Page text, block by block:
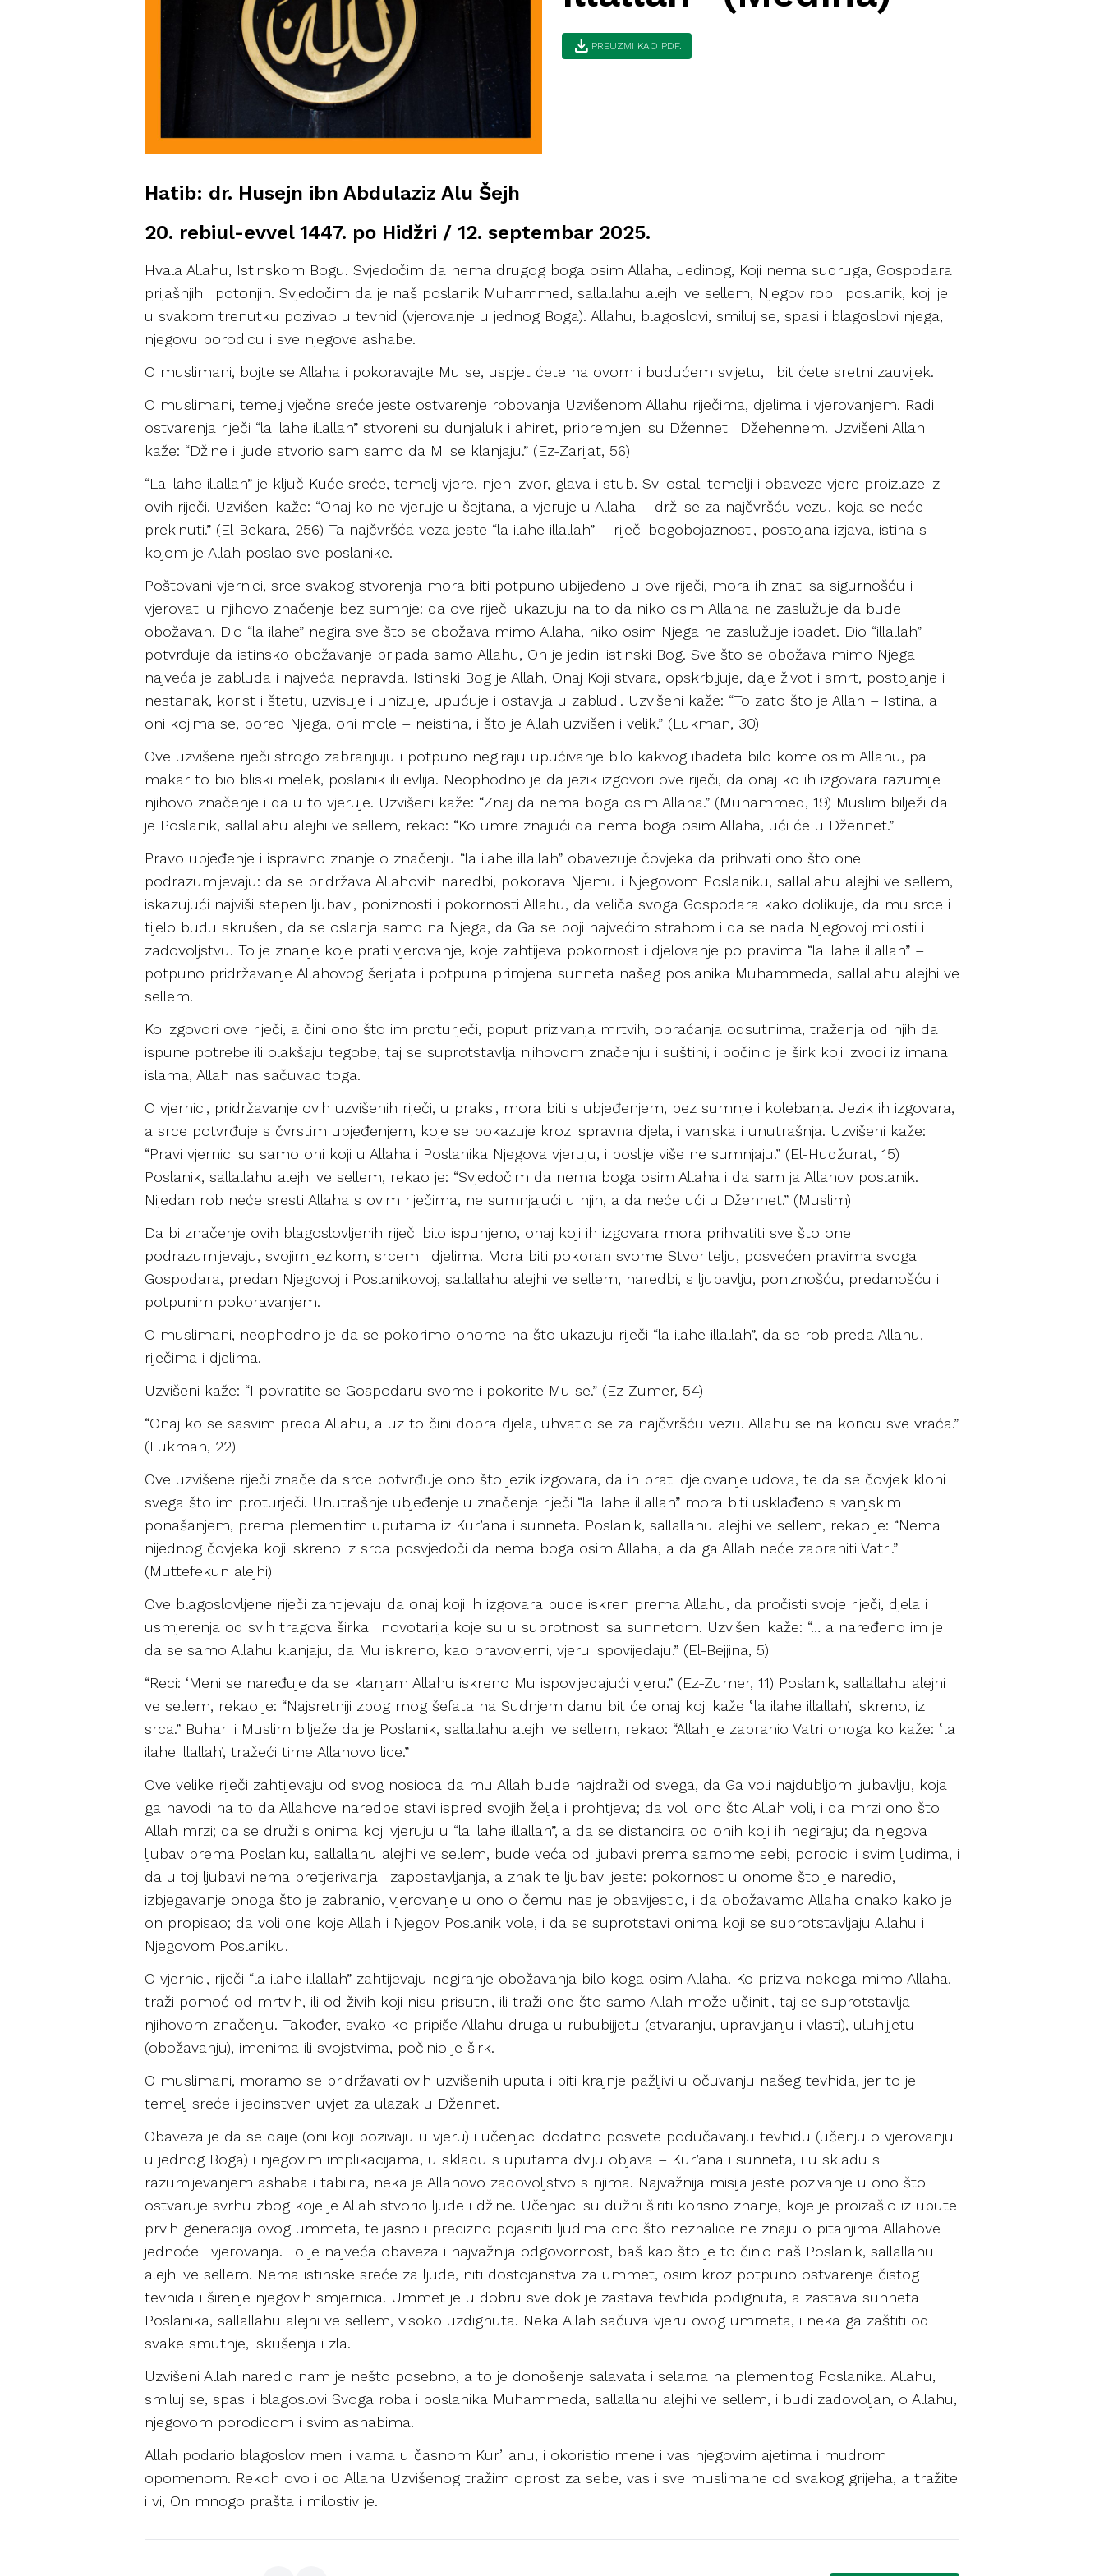
download PREUZMI KAO PDF.
Hatib: dr. Husejn ibn Abdulaziz Alu Šejh
20. rebiul-evvel 1447. po Hidžri / 12. septembar 2025.
Hvala Allahu, Istinskom Bogu. Svjedočim da nema drugog boga osim Allaha, Jedinog, Koji nema sudruga, Gospodara
prijašnjih i potonjih. Svjedočim da je naš poslanik Muhammed, sallallahu alejhi ve sellem, Njegov rob i poslanik, koji je
u svakom trenutku pozivao u tevhid (vjerovanje u jednog Boga). Allahu, blagoslovi, smiluj se, spasi i blagoslovi njega,
njegovu porodicu i sve njegove ashabe.
O muslimani, bojte se Allaha i pokoravajte Mu se, uspjet ćete na ovom i budućem svijetu, i bit ćete sretni zauvijek.
O muslimani, temelj vječne sreće jeste ostvarenje robovanja Uzvišenom Allahu riječima, djelima i vjerovanjem. Radi
ostvarenja riječi “la ilahe illallah” stvoreni su dunjaluk i ahiret, pripremljeni su Džennet i Džehennem. Uzvišeni Allah
kaže: “Džine i ljude stvorio sam samo da Mi se klanjaju.” (Ez-Zarijat, 56)
“La ilahe illallah” je ključ Kuće sreće, temelj vjere, njen izvor, glava i stub. Svi ostali temelji i obaveze vjere proizlaze iz
ovih riječi. Uzvišeni kaže: “Onaj ko ne vjeruje u šejtana, a vjeruje u Allaha – drži se za najčvršću vezu, koja se neće
prekinuti.” (El-Bekara, 256) Ta najčvršća veza jeste “la ilahe illallah” – riječi bogobojaznosti, postojana izjava, istina s
kojom je Allah poslao sve poslanike.
Poštovani vjernici, srce svakog stvorenja mora biti potpuno ubijeđeno u ove riječi, mora ih znati sa sigurnošću i
vjerovati u njihovo značenje bez sumnje: da ove riječi ukazuju na to da niko osim Allaha ne zaslužuje da bude
obožavan. Dio “la ilahe” negira sve što se obožava mimo Allaha, niko osim Njega ne zaslužuje ibadet. Dio “illallah”
potvrđuje da istinsko obožavanje pripada samo Allahu, On je jedini istinski Bog. Sve što se obožava mimo Njega
najveća je zabluda i najveća nepravda. Istinski Bog je Allah, Onaj Koji stvara, opskrbljuje, daje život i smrt, postojanje i
nestanak, korist i štetu, uzvisuje i unizuje, upućuje i ostavlja u zabludi. Uzvišeni kaže: “To zato što je Allah – Istina, a
oni kojima se, pored Njega, oni mole – neistina, i što je Allah uzvišen i velik.” (Lukman, 30)
Ove uzvišene riječi strogo zabranjuju i potpuno negiraju upućivanje bilo kakvog ibadeta bilo kome osim Allahu, pa
makar to bio bliski melek, poslanik ili evlija. Neophodno je da jezik izgovori ove riječi, da onaj ko ih izgovara razumije
njihovo značenje i da u to vjeruje. Uzvišeni kaže: “Znaj da nema boga osim Allaha.” (Muhammed, 19) Muslim bilježi da
je Poslanik, sallallahu alejhi ve sellem, rekao: “Ko umre znajući da nema boga osim Allaha, ući će u Džennet.”
Pravo ubjeđenje i ispravno znanje o značenju “la ilahe illallah” obavezuje čovjeka da prihvati ono što one
podrazumijevaju: da se pridržava Allahovih naredbi, pokorava Njemu i Njegovom Poslaniku, sallallahu alejhi ve sellem,
iskazujući najviši stepen ljubavi, poniznosti i pokornosti Allahu, da veliča svoga Gospodara kako dolikuje, da mu srce i
tijelo budu skrušeni, da se oslanja samo na Njega, da Ga se boji najvećim strahom i da se nada Njegovoj milosti i
zadovoljstvu. To je znanje koje prati vjerovanje, koje zahtijeva pokornost i djelovanje po pravima “la ilahe illallah” –
potpuno pridržavanje Allahovog šerijata i potpuna primjena sunneta našeg poslanika Muhammeda, sallallahu alejhi ve
sellem.
Ko izgovori ove riječi, a čini ono što im proturječi, poput prizivanja mrtvih, obraćanja odsutnima, traženja od njih da
ispune potrebe ili olakšaju tegobe, taj se suprotstavlja njihovom značenju i suštini, i počinio je širk koji izvodi iz imana i
islama, Allah nas sačuvao toga.
O vjernici, pridržavanje ovih uzvišenih riječi, u praksi, mora biti s ubjeđenjem, bez sumnje i kolebanja. Jezik ih izgovara,
a srce potvrđuje s čvrstim ubjeđenjem, koje se pokazuje kroz ispravna djela, i vanjska i unutrašnja. Uzvišeni kaže:
“Pravi vjernici su samo oni koji u Allaha i Poslanika Njegova vjeruju, i poslije više ne sumnjaju.” (El-Hudžurat, 15)
Poslanik, sallallahu alejhi ve sellem, rekao je: “Svjedočim da nema boga osim Allaha i da sam ja Allahov poslanik.
Nijedan rob neće sresti Allaha s ovim riječima, ne sumnjajući u njih, a da neće ući u Džennet.” (Muslim)
Da bi značenje ovih blagoslovljenih riječi bilo ispunjeno, onaj koji ih izgovara mora prihvatiti sve što one
podrazumijevaju, svojim jezikom, srcem i djelima. Mora biti pokoran svome Stvoritelju, posvećen pravima svoga
Gospodara, predan Njegovoj i Poslanikovoj, sallallahu alejhi ve sellem, naredbi, s ljubavlju, poniznošću, predanošću i
potpunim pokoravanjem.
O muslimani, neophodno je da se pokorimo onome na što ukazuju riječi “la ilahe illallah”, da se rob preda Allahu,
riječima i djelima.
Uzvišeni kaže: “I povratite se Gospodaru svome i pokorite Mu se.” (Ez-Zumer, 54)
“Onaj ko se sasvim preda Allahu, a uz to čini dobra djela, uhvatio se za najčvršću vezu. Allahu se na koncu sve vraća.”
(Lukman, 22)
Ove uzvišene riječi znače da srce potvrđuje ono što jezik izgovara, da ih prati djelovanje udova, te da se čovjek kloni
svega što im proturječi. Unutrašnje ubjeđenje u značenje riječi “la ilahe illallah” mora biti usklađeno s vanjskim
ponašanjem, prema plemenitim uputama iz Kur’ana i sunneta. Poslanik, sallallahu alejhi ve sellem, rekao je: “Nema
nijednog čovjeka koji iskreno iz srca posvjedoči da nema boga osim Allaha, a da ga Allah neće zabraniti Vatri.”
(Muttefekun alejhi)
Ove blagoslovljene riječi zahtijevaju da onaj koji ih izgovara bude iskren prema Allahu, da pročisti svoje riječi, djela i
usmjerenja od svih tragova širka i novotarija koje su u suprotnosti sa sunnetom. Uzvišeni kaže: “… a naređeno im je
da se samo Allahu klanjaju, da Mu iskreno, kao pravovjerni, vjeru ispovijedaju.” (El-Bejjina, 5)
“Reci: ‘Meni se naređuje da se klanjam Allahu iskreno Mu ispovijedajući vjeru.” (Ez-Zumer, 11) Poslanik, sallallahu alejhi
ve sellem, rekao je: “Najsretniji zbog mog šefata na Sudnjem danu bit će onaj koji kaže ՙla ilahe illallah’, iskreno, iz
srca.” Buhari i Muslim bilježe da je Poslanik, sallallahu alejhi ve sellem, rekao: “Allah je zabranio Vatri onoga ko kaže: ՙla
ilahe illallah’, tražeći time Allahovo lice.”
Ove velike riječi zahtijevaju od svog nosioca da mu Allah bude najdraži od svega, da Ga voli najdubljom ljubavlju, koja
ga navodi na to da Allahove naredbe stavi ispred svojih želja i prohtjeva; da voli ono što Allah voli, i da mrzi ono što
Allah mrzi; da se druži s onima koji vjeruju u “la ilahe illallah”, a da se distancira od onih koji ih negiraju; da njegova
ljubav prema Poslaniku, sallallahu alejhi ve sellem, bude veća od ljubavi prema samome sebi, porodici i svim ljudima, i
da u toj ljubavi nema pretjerivanja i zapostavljanja, a znak te ljubavi jeste: pokornost u onome što je naredio,
izbjegavanje onoga što je zabranio, vjerovanje u ono o čemu nas je obavijestio, i da obožavamo Allaha onako kako je
on propisao; da voli one koje Allah i Njegov Poslanik vole, i da se suprotstavi onima koji se suprotstavljaju Allahu i
Njegovom Poslaniku.
O vjernici, riječi “la ilahe illallah” zahtijevaju negiranje obožavanja bilo koga osim Allaha. Ko priziva nekoga mimo Allaha,
traži pomoć od mrtvih, ili od živih koji nisu prisutni, ili traži ono što samo Allah može učiniti, taj se suprotstavlja
njihovom značenju. Također, svako ko pripiše Allahu druga u rububijjetu (stvaranju, upravljanju i vlasti), uluhijjetu
(obožavanju), imenima ili svojstvima, počinio je širk.
O muslimani, moramo se pridržavati ovih uzvišenih uputa i biti krajnje pažljivi u očuvanju našeg tevhida, jer to je
temelj sreće i jedinstven uvjet za ulazak u Džennet.
Obaveza je da se daije (oni koji pozivaju u vjeru) i učenjaci dodatno posvete podučavanju tevhidu (učenju o vjerovanju
u jednog Boga) i njegovim implikacijama, u skladu s uputama dviju objava – Kur’ana i sunneta, i u skladu s
razumijevanjem ashaba i tabiina, neka je Allahovo zadovoljstvo s njima. Najvažnija misija jeste pozivanje u ono što
ostvaruje svrhu zbog koje je Allah stvorio ljude i džine. Učenjaci su dužni širiti korisno znanje, koje je proizašlo iz upute
prvih generacija ovog ummeta, te jasno i precizno pojasniti ljudima ono što neznalice ne znaju o pitanjima Allahove
jednoće i vjerovanja. To je najveća obaveza i najvažnija odgovornost, baš kao što je to činio naš Poslanik, sallallahu
alejhi ve sellem. Nema istinske sreće za ljude, niti dostojanstva za ummet, osim kroz potpuno ostvarenje čistog
tevhida i širenje njegovih smjernica. Ummet je u dobru sve dok je zastava tevhida podignuta, a zastava sunneta
Poslanika, sallallahu alejhi ve sellem, visoko uzdignuta. Neka Allah sačuva vjeru ovog ummeta, i neka ga zaštiti od
svake smutnje, iskušenja i zla.
Uzvišeni Allah naredio nam je nešto posebno, a to je donošenje salavata i selama na plemenitog Poslanika. Allahu,
smiluj se, spasi i blagoslovi Svoga roba i poslanika Muhammeda, sallallahu alejhi ve sellem, i budi zadovoljan, o Allahu,
njegovom porodicom i svim ashabima.
Allah podario blagoslov meni i vama u časnom Kurʼanu, i okoristio mene i vas njegovim ajetima i mudrom
opomenom. Rekoh ovo i od Allaha Uzvišenog tražim oprost za sebe, vas i sve muslimane od svakog grijeha, a tražite
i vi, On mnogo prašta i milostiv je.